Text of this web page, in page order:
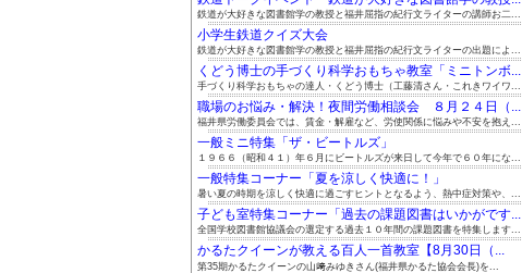
鉄道が大好きな図書館学の教授と福井屈指の紀行文ライターの講師お二...
小学生鉄道クイズ大会
鉄道が大好きな図書館学の教授と福井屈指の紀行文ライターの出題によ...
くどう博士の手づくり科学おもちゃ教室「ミニトンボ...
手づくり科学おもちゃの達人・くどう博士（工藤清さん・これきワイワ...
職場のお悩み・解決！夜間労働相談会 ８月２４日（...
福井県労働委員会では、賃金・解雇など、労使関係に悩みや不安を抱え...
一般ミニ特集「ザ・ビートルズ」
１９６６（昭和４１）年６月にビートルズが来日して今年で６０年にな...
一般特集コーナー「夏を涼しく快適に！」
暑い夏の時期を涼しく快適に過ごすヒントとなるよう、熱中症対策や、...
子ども室特集コーナー「過去の課題図書はいかがです...
全国学校図書館協議会の選定する過去１０年間の課題図書を特集します...
かるたクイーンが教える百人一首教室【8月30日（...
第35期かるたクイーンの山﨑みゆきさん(福井県かるた協会会長)を...